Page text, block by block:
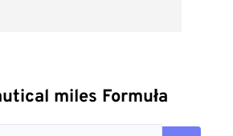
miles Formuła